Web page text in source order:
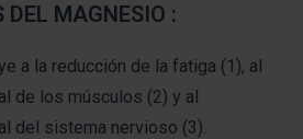
DEL MAGNESIO :
a la reducción de la fatiga (1), al
de los músculos (2) y al
del sistema nervioso (3).